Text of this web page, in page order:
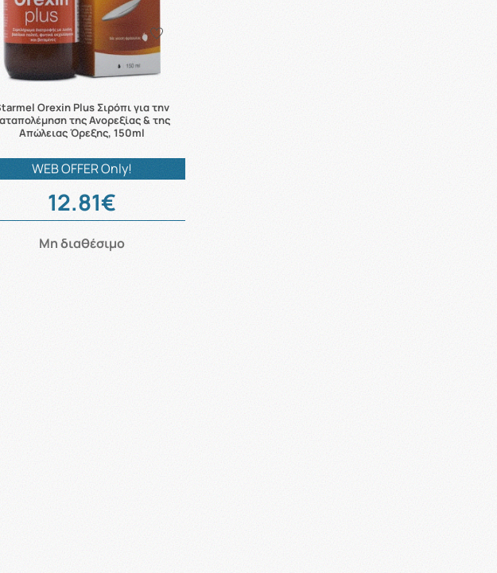
Orexin Plus Σιρόπι για την
της Ανορεξίας & της
Απώλειας Όρεξης, 150ml
WEB OFFER Only!
12.81€
Μη διαθέσιμο